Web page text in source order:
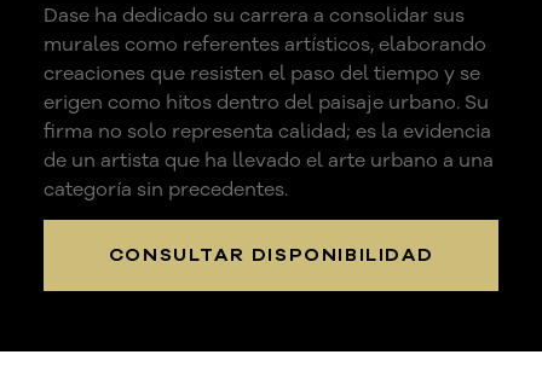
Dase ha dedicado su carrera a consolidar sus
murales como referentes artísticos, elaborando
creaciones que resisten el paso del tiempo y se
erigen como hitos dentro del paisaje urbano. Su
firma no solo representa calidad; es la evidencia
de un artista que ha llevado el arte urbano a una
categoría sin precedentes.
CONSULTAR DISPONIBILIDAD